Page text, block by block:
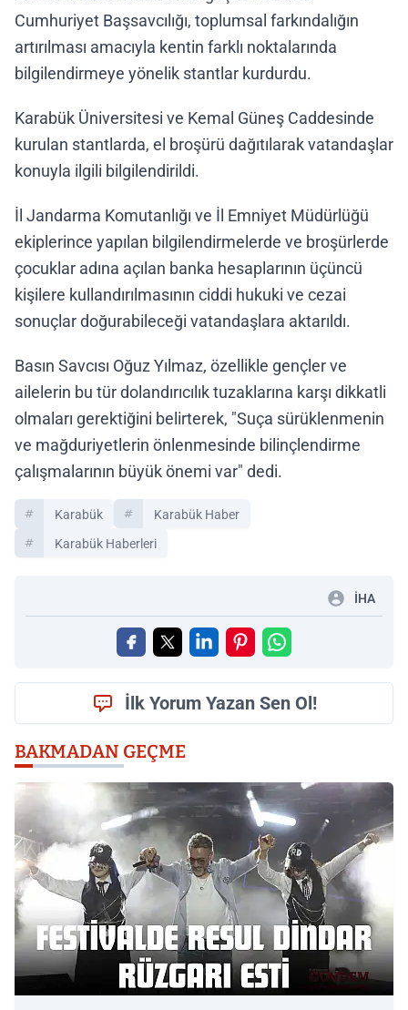
Cumhuriyet Başsavcılığı, toplumsal farkındalığın
artırılması amacıyla kentin farklı noktalarında
bilgilendirmeye yönelik stantlar kurdurdu.
Karabük Üniversitesi ve Kemal Güneş Caddesinde
kurulan stantlarda, el broşürü dağıtılarak vatandaşlar
konuyla ilgili bilgilendirildi.
İl Jandarma Komutanlığı ve İl Emniyet Müdürlüğü
ekiplerince yapılan bilgilendirmelerde ve broşürlerde
çocuklar adına açılan banka hesaplarının üçüncü
kişilere kullandırılmasının ciddi hukuki ve cezai
sonuçlar doğurabileceği vatandaşlara aktarıldı.
Basın Savcısı Oğuz Yılmaz, özellikle gençler ve
ailelerin bu tür dolandırıcılık tuzaklarına karşı dikkatli
olmaları gerektiğini belirterek, "Suça sürüklenmenin
ve mağduriyetlerin önlenmesinde bilinçlendirme
çalışmalarının büyük önemi var" dedi.
Karabük
Karabük Haber
Karabük Haberleri
İHA
İlk Yorum Yazan Sen Ol!
BAKMADAN GEÇME